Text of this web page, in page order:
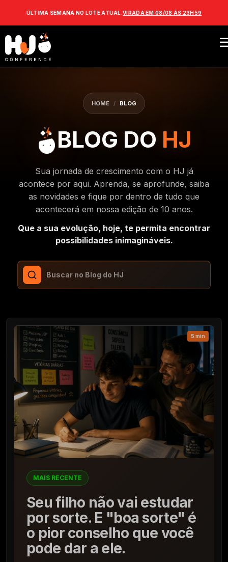
ÚLTIMA SEMANA NO LOTE ATUAL.VIRADA EM 08/08 ÀS 23H59
HOME / BLOG
BLOG DO HJ
Sua jornada de crescimento com o HJ já
acontece por aqui. Aprenda, se aprofunde, saiba
as novidades e fique por dentro de tudo que
acontecerá em nossa edição de 10 anos.
Que a sua evolução, hoje, te permita encontrar
possibilidades inimagináveis.
5 min
MAIS RECENTE
Seu filho não vai estudar
por sorte. E "boa sorte" é
o pior conselho que você
pode dar a ele.